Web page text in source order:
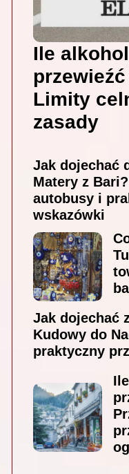
Ile
Limity
zasady
Jak dojechać
Matery z
autobusy i
wskazówki
Jak dojechać
Kudowy do
praktyczny